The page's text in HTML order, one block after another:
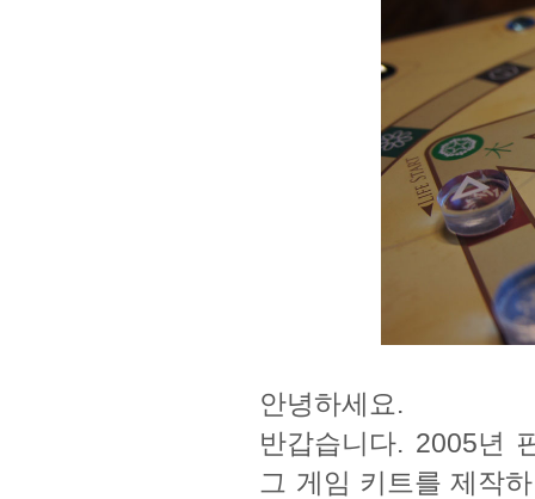
안녕하세요.
반갑습니다. 2005년
그 게임 키트를 제작